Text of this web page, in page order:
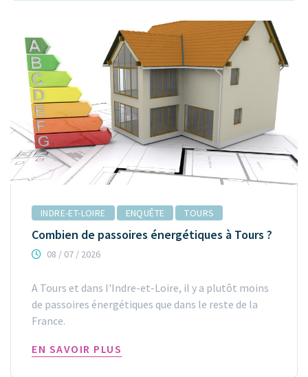
INDRE-ET-LOIRE ENQUÊTE TOURS
Combien de passoires énergétiques à Tours ?
08 / 07 / 2026
A Tours et dans l'Indre-et-Loire, il y a plutôt moins
de passoires énergétiques que dans le reste de la
France.
EN SAVOIR PLUS